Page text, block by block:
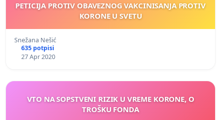
PETICIJA PROTIV OBAVEZNOG VAKCINISANJA PROTIV
KORONE U SVETU
Snežana Nešić
635 potpisi
27 Apr 2020
VTO NA SOPSTVENI RIZIK U VREME KORONE, O
TROŠKU FONDA